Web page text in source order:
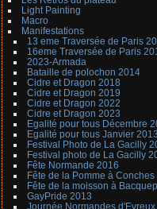
Light Painting
Macro
Manifestations
13 eme Traversée de Paris
16eme Traversée de Paris
2023-Armada
Bataille de polochon 2014
Cidre et Dragon 2018
Cidre et Dragon 2019
Cidre et Dragon 2022
Cidre et Dragon 2023
Egalité pour tous Décembre
Egalité pour tous Janvier 2013
Festival Photo de La Gacilly
Festival photo de La Gacilly
Fête Normande 2016
Fête de la Pomme à Conches
Fête de la moisson à
GayPride 2013
Journée Normandes d'Evreux